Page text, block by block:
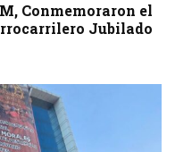
Conmemoraron el
Jubilado